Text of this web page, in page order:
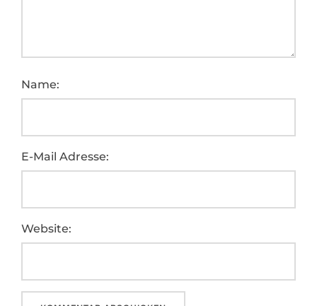
Name:
E-Mail Adresse:
Website: